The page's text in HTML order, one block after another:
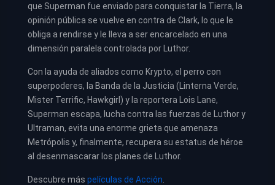
que Superman fue enviado para conquistar la Tierra, la
opinión pública se vuelve en contra de Clark, lo que le
obliga a rendirse y le lleva a ser encarcelado en una
dimensión paralela controlada por Luthor.
Con la ayuda de aliados como Krypto, el perro con
superpoderes, la Banda de la Justicia (Linterna Verde,
Mister Terrific, Hawkgirl) y la reportera Lois Lane,
Superman escapa, lucha contra las fuerzas de Luthor y
Ultraman, evita una enorme grieta que amenaza
Metrópolis y, finalmente, recupera su estatus de héroe
al desenmascarar los planes de Luthor.
Descubre más películas de Acción